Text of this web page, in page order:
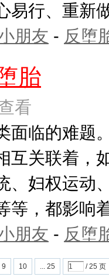
易行、重新
朋友 - 反堕
胎
看
面临的难题
互关联着，
、妇权运动
等，都影响
朋友 - 反堕
9 10 ... 25 / 25 页